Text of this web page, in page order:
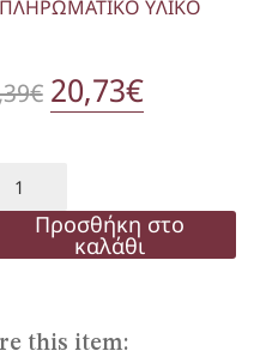
ΥΛΙΚΟ
€ Original
24,39€.
20,73€Η
είναι:
20,73€.
Προσθήκη στο
καλάθι
this item: